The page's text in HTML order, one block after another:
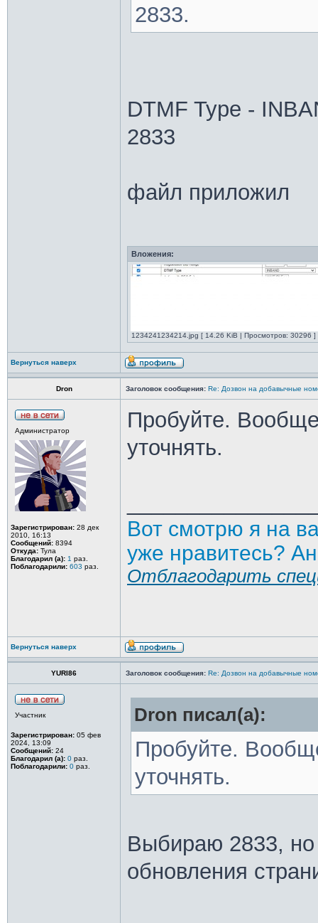
2833.
DTMF Type -
2833
файл приложил
Вложения:
1234241234214.jpg [ 14.26 KiB | Просмотров: 30296 ]
Вернуться наверх
Dron Заголовок сообщения: Re: Дозвон на добавычные
Администратор
Зарегистрирован: 28 дек
2010, 16:13
Сообщений: 8394
Откуда: Тула
Благодарил (а): 1 раз.
Поблагодарили: 603 раз.
Пробуйте.
уточнять.
Вот смотрю я на
уже нравитесь?
Отблагодарить
Вернуться наверх
YURI86 Заголовок сообщения: Re: Дозвон на добавычные
Участник
Зарегистрирован: 05 фев
2024, 13:09
Сообщений: 24
Благодарил (а): 0 раз.
Поблагодарили: 0 раз.
Dron писал(а):
Пробуйте.
уточнять.
Выбираю 2833, но
обновления